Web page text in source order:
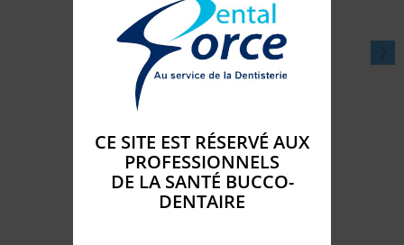
SINCREST MINI KIT 4.0
Disponible
Prix
868,8 €
AJOUTER AU PANIERshopping_cart
CE SITE EST RÉSERVÉ AUX
PROFESSIONNELS
DE LA SANTÉ BUCCO-
DENTAIRE